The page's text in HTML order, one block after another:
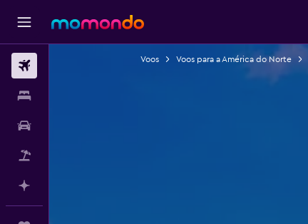
Voos Voos para a América do Norte